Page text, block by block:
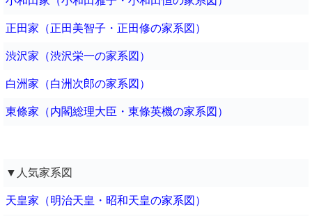
正田家（正田美智子・正田修の家系図）
渋沢家（渋沢栄一の家系図）
白洲家（白洲次郎の家系図）
東條家（内閣総理大臣・東條英機の家系図）
▼人気家系図
天皇家（明治天皇・昭和天皇の家系図）